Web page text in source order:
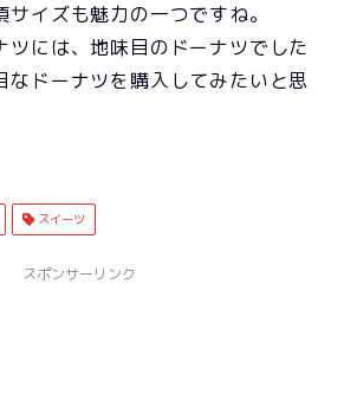
イズも魅力の一つですね。
ツには、地味目のドーナツでした
なドーナツを購入してみたいと思
スイーツ
スポンサーリンク